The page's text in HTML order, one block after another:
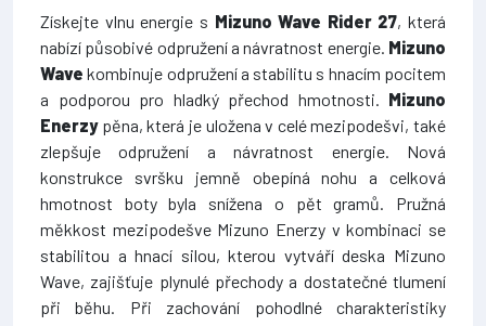
Získejte vlnu energie s Mizuno Wave Rider 27, která
nabízí působivé odpružení a návratnost energie. Mizuno
Wave kombinuje odpružení a stabilitu s hnacím pocitem
a podporou pro hladký přechod hmotnosti. Mizuno
Enerzypěna, která je uložena v celé mezipodešvi, také
zlepšuje odpružení a návratnost energie. Nová
konstrukce svršku jemně obepíná nohu a celková
hmotnost boty byla snížena o pět gramů. Pružná
měkkost mezipodešve Mizuno Enerzy v kombinaci se
stabilitou a hnací silou, kterou vytváří deska Mizuno
Wave, zajišťuje plynulé přechody a dostatečné tlumení
při běhu. Při zachování pohodlné charakteristiky